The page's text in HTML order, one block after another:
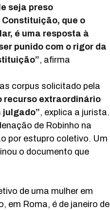
seja preso
que o
é uma resposta à
punido com o rigor da
, afirma
corpus solicitado pela
recurso extraordinário
julgado”, explica a jurista.
de Robinho na
por estupro coletivo. Um
o documento que
de uma mulher em
em Roma, é de janeiro de